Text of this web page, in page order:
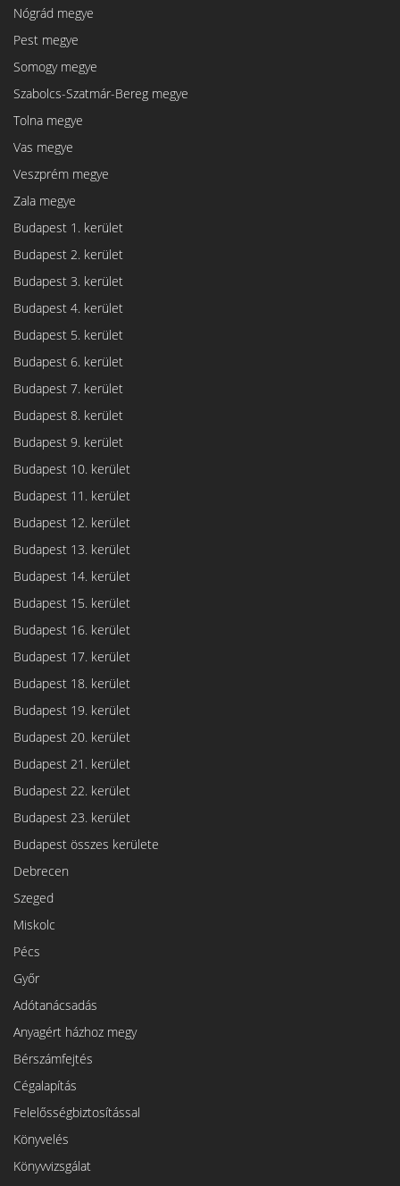
Nógrád megye
Pest megye
Somogy megye
Szabolcs-Szatmár-Bereg megye
Tolna megye
Vas megye
Veszprém megye
Zala megye
Budapest 1. kerület
Budapest 2. kerület
Budapest 3. kerület
Budapest 4. kerület
Budapest 5. kerület
Budapest 6. kerület
Budapest 7. kerület
Budapest 8. kerület
Budapest 9. kerület
Budapest 10. kerület
Budapest 11. kerület
Budapest 12. kerület
Budapest 13. kerület
Budapest 14. kerület
Budapest 15. kerület
Budapest 16. kerület
Budapest 17. kerület
Budapest 18. kerület
Budapest 19. kerület
Budapest 20. kerület
Budapest 21. kerület
Budapest 22. kerület
Budapest 23. kerület
Budapest összes kerülete
Debrecen
Szeged
Miskolc
Pécs
Győr
Adótanácsadás
Anyagért házhoz megy
Bérszámfejtés
Cégalapítás
Felelősségbiztosítással
Könyvelés
Könyvvizsgálat